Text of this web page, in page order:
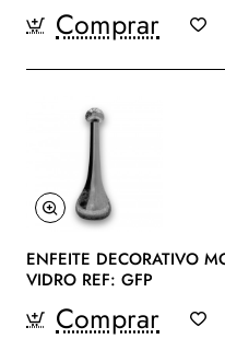
Comprar
ENFEITE DECORATIVO
VIDRO REF: GFP
Comprar